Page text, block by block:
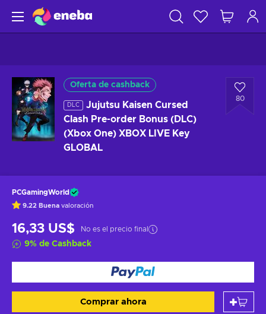
Oferta de cashback
DLC
Jujutsu Kaisen Cursed
Clash Pre-order Bonus (DLC)
(Xbox One) XBOX LIVE Key
GLOBAL
80
PCGamingWorld
9.22 Buena valoración
16,33 US$ No es el precio final
9% de Cashback
Comprar ahora